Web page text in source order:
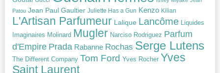
Patou Jean Paul Gaultier Juliette Has a Gun Kenzo Kilian
L'Artisan Parfumeur Lalique Lancôme Liquides
Imaginaires Molinard Mugler Narciso Rodriguez Parfum
d'Empire Prada Rabanne Rochas Serge Lutens
The Different Company Tom Ford Yves Rocher Yves
Saint Laurent